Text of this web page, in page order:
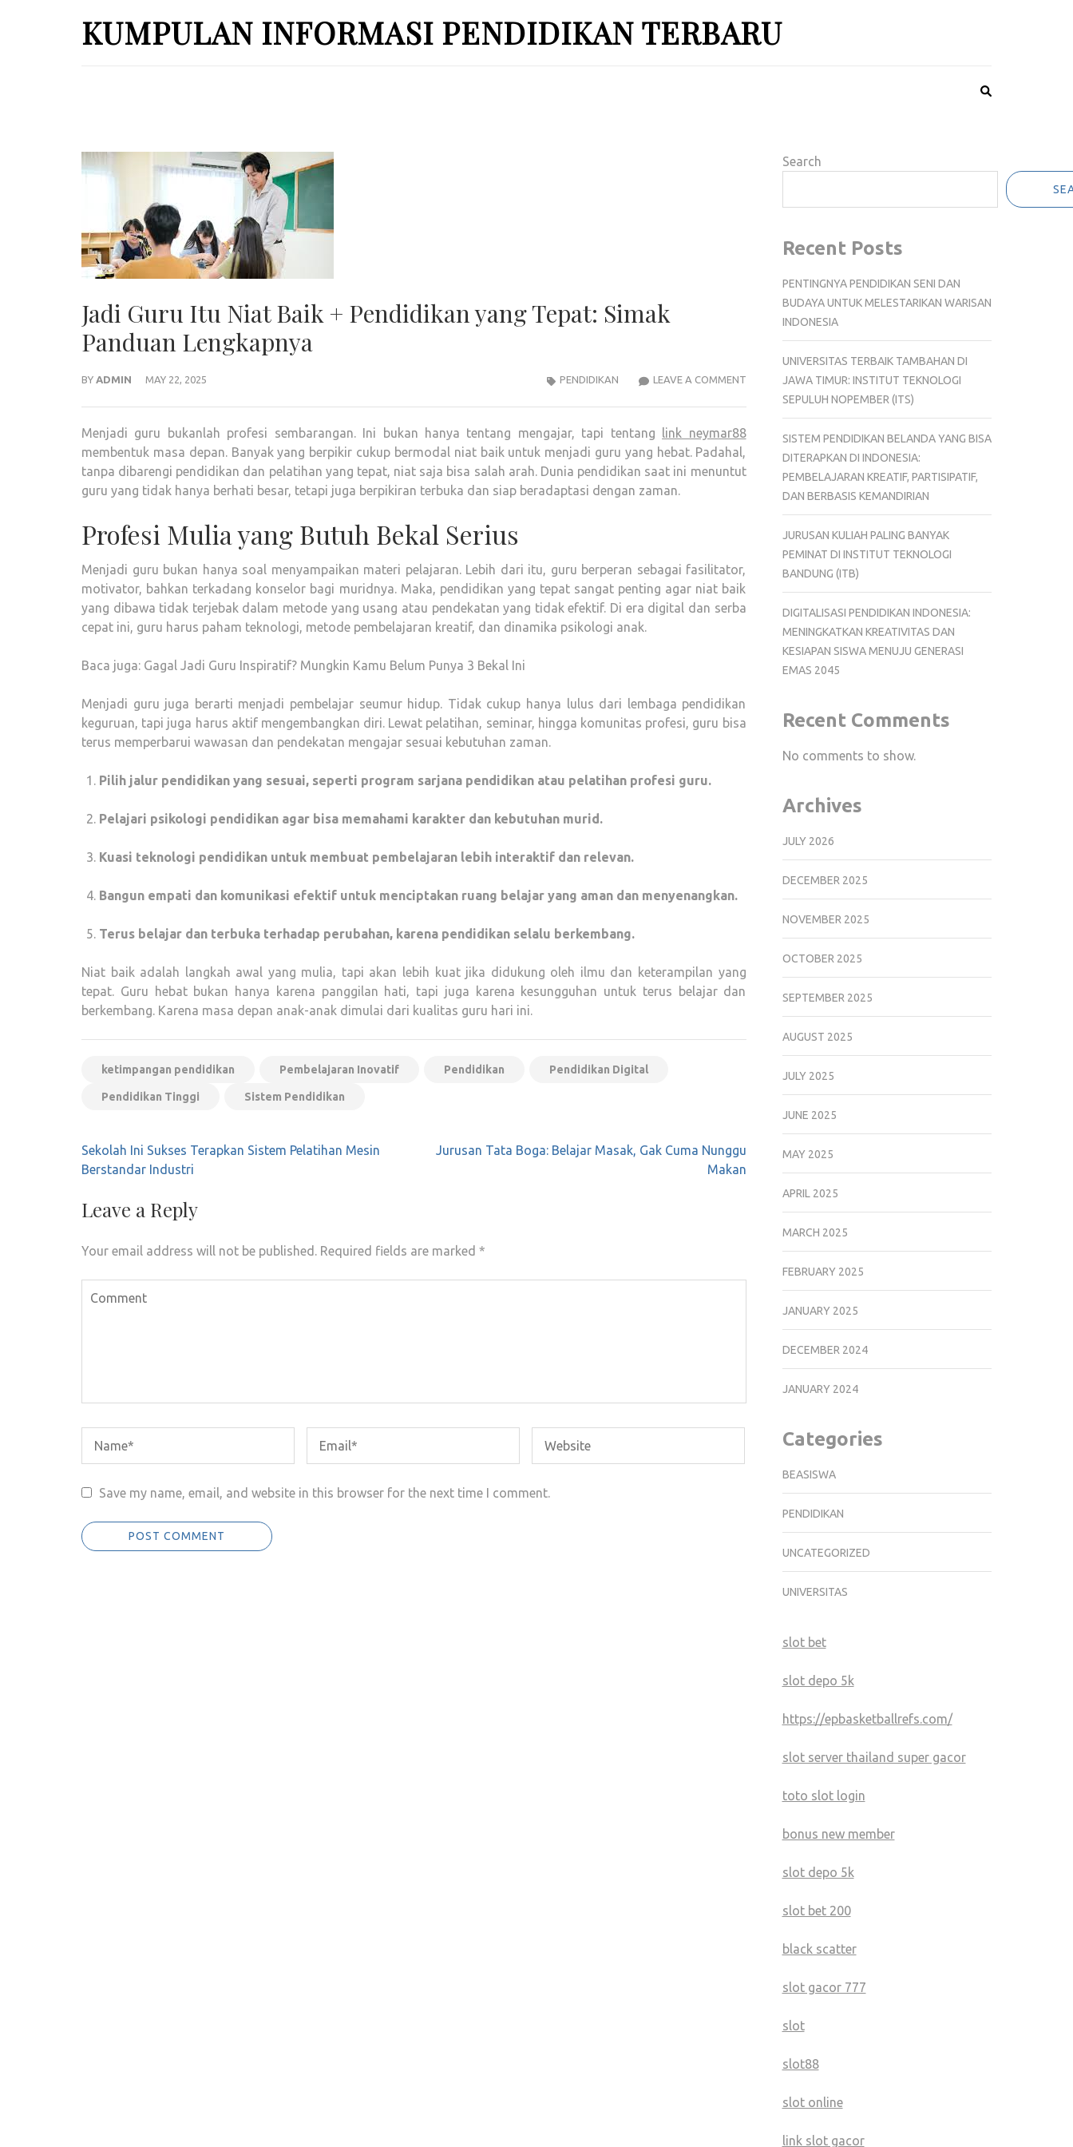
KUMPULAN INFORMASI PENDIDIKAN TERBARU
Jadi Guru Itu Niat Baik + Pendidikan yang Tepat: Simak
Panduan Lengkapnya
BY ADMIN MAY 22, 2025 LEAVE A COMMENTJADI
NIAT
+
PENDIDIKAN
PANDUAN
LENGKAPNYA
PENDIDIKAN
Menjadi guru bukanlah profesi sembarangan. Ini bukan hanya tentang mengajar, tapi tentang
link neymar88
membentuk masa depan. Banyak yang berpikir cukup bermodal niat baik untuk menjadi guru yang hebat. Padahal,
tanpa dibarengi pendidikan dan pelatihan yang tepat, niat saja bisa salah arah. Dunia pendidikan saat ini menuntut
guru yang tidak hanya berhati besar, tetapi juga berpikiran terbuka dan siap beradaptasi dengan zaman.
Profesi Mulia yang Butuh Bekal Serius
Menjadi guru bukan hanya soal menyampaikan materi pelajaran. Lebih dari itu, guru berperan sebagai fasilitator,
motivator, bahkan terkadang konselor bagi muridnya. Maka, pendidikan yang tepat sangat penting agar niat baik
yang dibawa tidak terjebak dalam metode yang usang atau pendekatan yang tidak efektif. Di era digital dan serba
cepat ini, guru harus paham teknologi, metode pembelajaran kreatif, dan dinamika psikologi anak.
Baca juga: Gagal Jadi Guru Inspiratif? Mungkin Kamu Belum Punya 3 Bekal Ini
Menjadi guru juga berarti menjadi pembelajar seumur hidup. Tidak cukup hanya lulus dari lembaga pendidikan
keguruan, tapi juga harus aktif mengembangkan diri. Lewat pelatihan, seminar, hingga komunitas profesi, guru bisa
terus memperbarui wawasan dan pendekatan mengajar sesuai kebutuhan zaman.
Pilih jalur pendidikan yang sesuai, seperti program sarjana pendidikan atau pelatihan profesi guru.
Pelajari psikologi pendidikan agar bisa memahami karakter dan kebutuhan murid.
Kuasi teknologi pendidikan untuk membuat pembelajaran lebih interaktif dan relevan.
Bangun empati dan komunikasi efektif untuk menciptakan ruang belajar yang aman dan menyenangkan.
Terus belajar dan terbuka terhadap perubahan, karena pendidikan selalu berkembang.
Niat baik adalah langkah awal yang mulia, tapi akan lebih kuat jika didukung oleh ilmu dan keterampilan yang
tepat. Guru hebat bukan hanya karena panggilan hati, tapi juga karena kesungguhan untuk terus belajar dan
berkembang. Karena masa depan anak-anak dimulai dari kualitas guru hari ini.
ketimpangan pendidikan Pembelajaran Inovatif Pendidikan Pendidikan Digital
Pendidikan Tinggi Sistem Pendidikan
Post
navigation
Sekolah Ini Sukses Terapkan Sistem Pelatihan Mesin
Berstandar Industri
Jurusan Tata Boga: Belajar Masak, Gak Cuma Nunggu
Makan
Leave a Reply
Your email address will not be published. Required fields are marked *
Save my name, email, and website in this browser for the next time I comment.
Search
Recent Posts
PENTINGNYA PENDIDIKAN SENI DAN
BUDAYA UNTUK MELESTARIKAN WARISAN
INDONESIA
UNIVERSITAS TERBAIK TAMBAHAN DI
JAWA TIMUR: INSTITUT TEKNOLOGI
SEPULUH NOPEMBER (ITS)
SISTEM PENDIDIKAN BELANDA YANG BISA
DITERAPKAN DI INDONESIA:
PEMBELAJARAN KREATIF, PARTISIPATIF,
DAN BERBASIS KEMANDIRIAN
JURUSAN KULIAH PALING BANYAK
PEMINAT DI INSTITUT TEKNOLOGI
BANDUNG (ITB)
DIGITALISASI PENDIDIKAN INDONESIA:
MENINGKATKAN KREATIVITAS DAN
KESIAPAN SISWA MENUJU GENERASI
EMAS 2045
Recent Comments
No comments to show.
Archives
JULY 2026
DECEMBER 2025
NOVEMBER 2025
OCTOBER 2025
SEPTEMBER 2025
AUGUST 2025
JULY 2025
JUNE 2025
MAY 2025
APRIL 2025
MARCH 2025
FEBRUARY 2025
JANUARY 2025
DECEMBER 2024
JANUARY 2024
Categories
BEASISWA
PENDIDIKAN
UNCATEGORIZED
UNIVERSITAS
slot bet
slot depo 5k
https://epbasketballrefs.com/
slot server thailand super gacor
toto slot login
bonus new member
slot depo 5k
slot bet 200
black scatter
slot gacor 777
slot
slot88
slot online
link slot gacor